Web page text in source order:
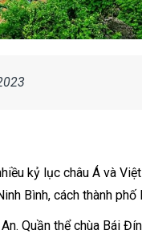
kỷ lục châu Á và
Bình, cách thành
Quần thể chùa Bái